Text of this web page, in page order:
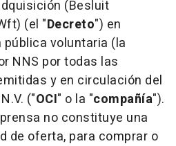
(Besluit
(el "Decreto") en
voluntaria (la
NNS por todas las
y en circulación del
("OCI" o la "compañía").
no constituye una
de oferta, para comprar o